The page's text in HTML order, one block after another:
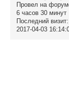
Провел на
6 часов 30 минут
Последний визит:
2017-04-03